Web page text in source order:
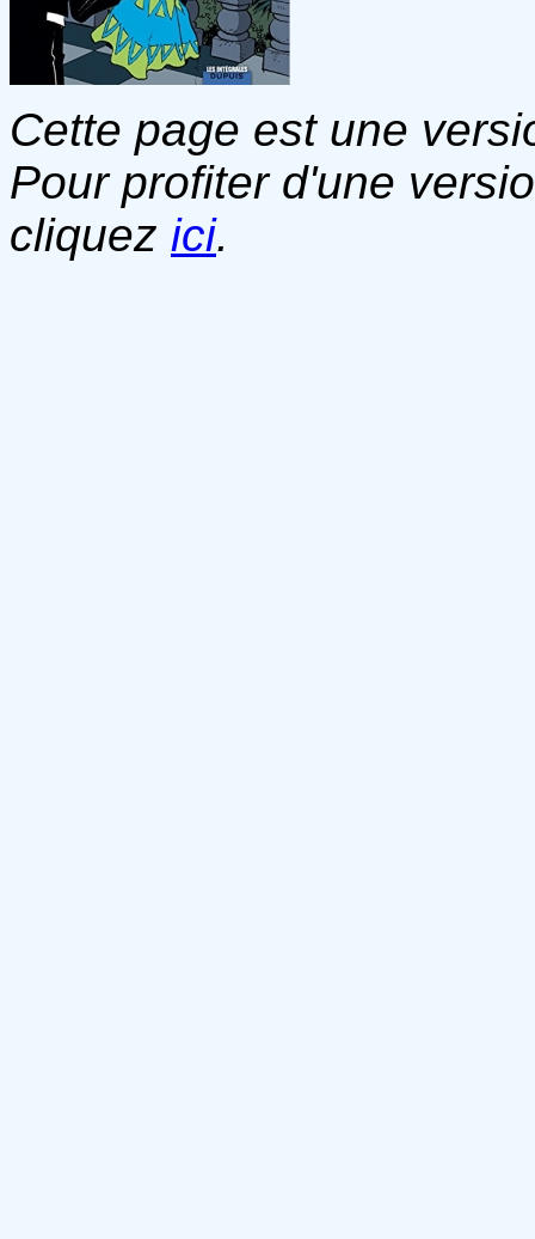
Cette page est une
Pour profiter d'une
cliquez ici.